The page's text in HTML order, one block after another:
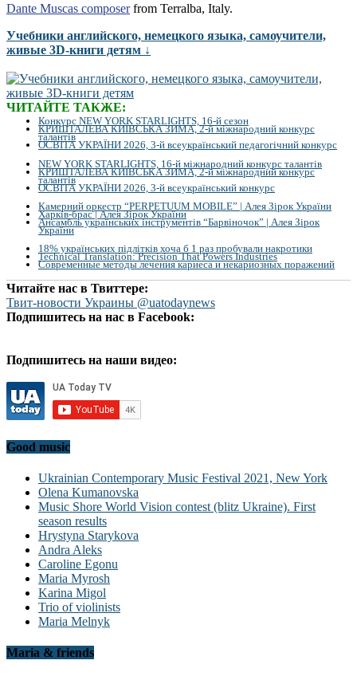
Dante Muscas composerfrom Terralba, Italy.
Учебники английского, немецкого языка, самоучители,
живые 3D-книги детям ↓
ЧИТАЙТЕ ТАКЖЕ:
Конкурс NEW YORK STARLIGHTS, 16-й сезон
КРИШТАЛЕВА КИЇВСЬКА ЗИМА, 2-й міжнародний конкурс
талантів
ОСВІТА УКРАЇНИ 2026, 3-й всеукраїнський педагогічний конкурс
NEW YORK STARLIGHTS, 16-й міжнародний конкурс талантів
КРИШТАЛЕВА КИЇВСЬКА ЗИМА, 2-й міжнародний конкурс
талантів
ОСВІТА УКРАЇНИ 2026, 3-й всеукраїнський конкурс
Камерний оркестр “PERPETUUM MOBILE” | Алея Зірок України
Харків-брас | Алея Зірок України
Ансамбль українських інструментів “Барвіночок” | Алея Зірок
України
18% українських підлітків хоча б 1 раз пробували накротики
Technical Translation: Precision That Powers Industries
Современные методы лечения кариеса и некариозных поражений
Читайте нас в Твиттере:
Твит-новости Украины @uatodaynews
Подпишитесь на нас в Facebook:
Подпишитесь на наши видео:
Good music
Ukrainian Contemporary Music Festival 2021, New York
Olena Kumanovska
Music Shore World Vision contest (blitz Ukraine). First
season results
Hrystyna Starykova
Andra Aleks
Caroline Egonu
Maria Myrosh
Karina Migol
Trio of violinists
Maria Melnyk
Maria & friends